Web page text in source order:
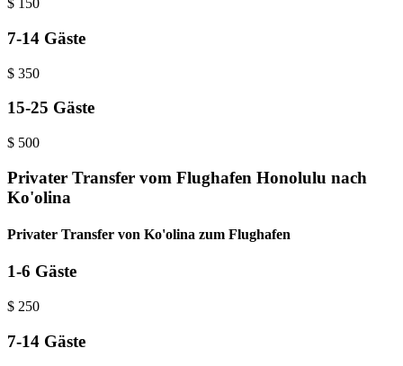
$ 150
7-14 Gäste
$ 350
15-25 Gäste
$ 500
Privater Transfer vom Flughafen Honolulu nach
Ko'olina
Privater Transfer von Ko'olina zum Flughafen
1-6 Gäste
$ 250
7-14 Gäste